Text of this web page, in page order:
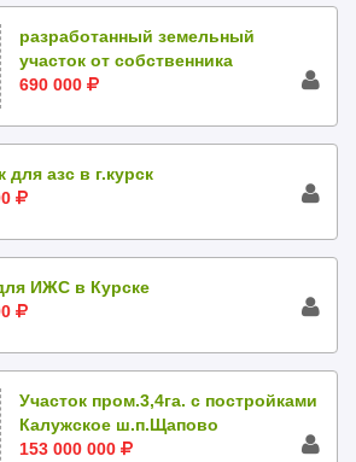
разработанный земельный
участок от собственника
690 000
для азс в г.курск
ИЖС в Курске
Участок пром.3,4га. с постройками
Калужское ш.п.Щапово
153 000 000